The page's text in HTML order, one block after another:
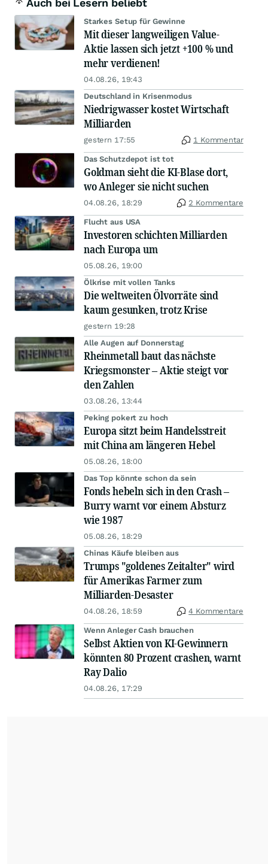
Auch bei Lesern beliebt
Starkes Setup für Gewinne
Mit dieser langweiligen Value-
Aktie lassen sich jetzt +100 % und
mehr verdienen!
04.08.26, 19:43
Deutschland in Krisenmodus
Niedrigwasser kostet Wirtschaft
Milliarden
gestern 17:55 1 Kommentar
Das Schutzdepot ist tot
Goldman sieht die KI-Blase dort,
wo Anleger sie nicht suchen
04.08.26, 18:29 2 Kommentare
Flucht aus USA
Investoren schichten Milliarden
nach Europa um
05.08.26, 19:00
Ölkrise mit vollen Tanks
Die weltweiten Ölvorräte sind
kaum gesunken, trotz Krise
gestern 19:28
Alle Augen auf Donnerstag
Rheinmetall baut das nächste
Kriegsmonster – Aktie steigt vor
den Zahlen
03.08.26, 13:44
Peking pokert zu hoch
Europa sitzt beim Handelsstreit
mit China am längeren Hebel
05.08.26, 18:00
Das Top könnte schon da sein
Fonds hebeln sich in den Crash –
Burry warnt vor einem Absturz
wie 1987
05.08.26, 18:29
Chinas Käufe bleiben aus
Trumps "goldenes Zeitalter" wird
für Amerikas Farmer zum
Milliarden-Desaster
04.08.26, 18:59 4 Kommentare
Wenn Anleger Cash brauchen
Selbst Aktien von KI-Gewinnern
könnten 80 Prozent crashen, warnt
Ray Dalio
04.08.26, 17:29